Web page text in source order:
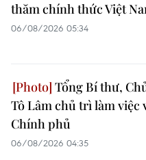
thăm chính thức Việt
06/08/2026 05:34
Tổng Bí thư,
Tô Lâm chủ trì làm việc
Chính phủ
06/08/2026 04:35